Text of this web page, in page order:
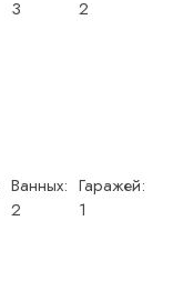
3
2
Ванных:
2
Гаражей:
1